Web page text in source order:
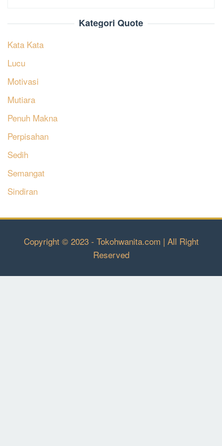
Kategori Quote
Kata Kata
Lucu
Motivasi
Mutiara
Penuh Makna
Perpisahan
Sedih
Semangat
Sindiran
Copyright © 2023 - Tokohwanita.com | All Right
Reserved